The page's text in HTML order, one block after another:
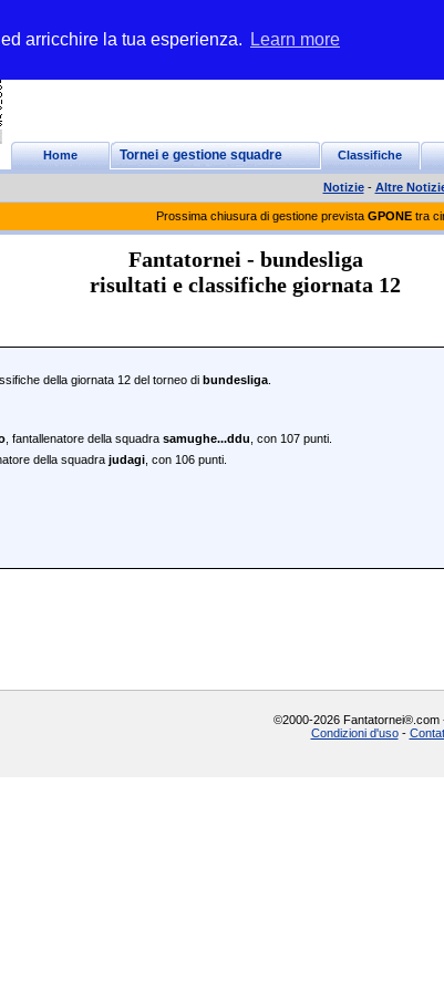
arricchire la tua esperienza. Learn more
Home Tornei e gestione squadre Classifiche
Notizie- Altre
Prossima chiusura di gestione prevista GPONE tra
Fantatornei - bundesliga
risultati e classifiche giornata 12
della giornata 12 del torneo di bundesliga
, fantallenatore della squadra samughe...ddu , con 107 punti.
della squadra judagi , con 106 punti.
©2000-2026 Fantatornei®.com
Condizioni d'uso-